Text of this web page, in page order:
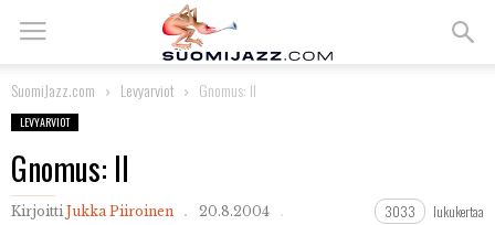
SuomiJazz.com Levyarviot Gnomus: II
LEVYARVIOT
Gnomus: II
Kirjoitti Jukka Piiroinen 20.8.2004 3033 lukukertaa